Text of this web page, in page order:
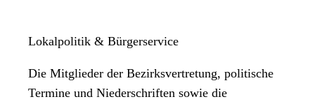
Lokalpolitik & Bürgerservice
Die Mitglieder der Bezirksvertretung, politische
Termine und Niederschriften sowie die